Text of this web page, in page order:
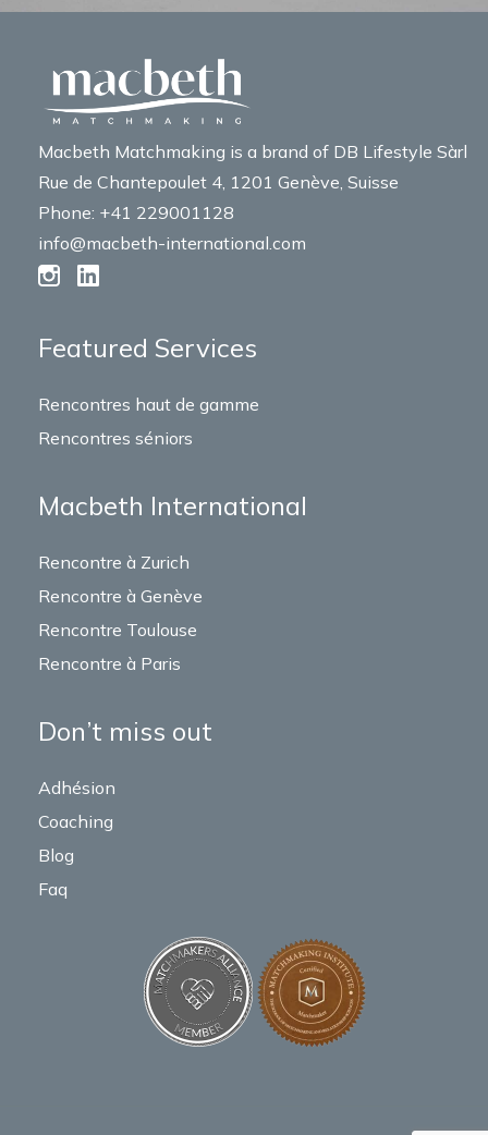
Macbeth Matchmaking is a brand of DB Lifestyle Sàrl
Rue de Chantepoulet 4, 1201 Genève, Suisse
Phone: +41 229001128
info@macbeth-international.com
Featured Services
Rencontres haut de gamme
Rencontres séniors
Macbeth International
Rencontre à Zurich
Rencontre à Genève
Rencontre Toulouse
Rencontre à Paris
Don’t miss out
Adhésion
Coaching
Blog
Faq